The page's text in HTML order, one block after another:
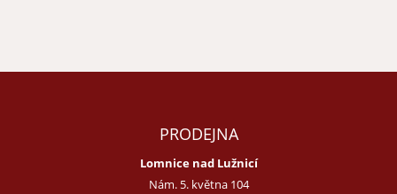
PRODEJNA
Lomnice nad Lužnicí
Nám. 5. května 104